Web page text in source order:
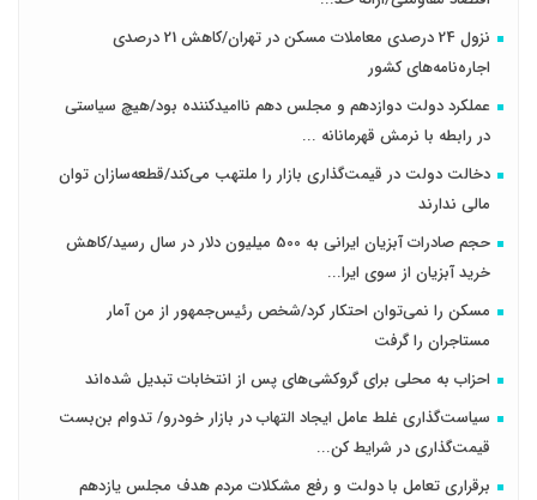
نزول 24 درصدی معاملات مسکن در تهران/کاهش 21 درصدی
اجاره‌نامه‌های کشور
عملکرد دولت دوازدهم و مجلس دهم ناامیدکننده بود/هیچ سیاستی
در رابطه با نرمش قهرمانانه ...
دخالت دولت در قیمت‌گذاری بازار را ملتهب می‌کند/قطعه‌سازان توان
مالی ندارند
حجم صادرات آبزیان ایرانی به 500 میلیون دلار در سال رسید/کاهش
خرید آبزیان از سوی ایرا...
مسکن را نمی‌توان احتکار کرد/شخص رئیس‌جمهور از من آمار
مستاجران را گرفت
احزاب به محلی برای گروکشی‌های پس از انتخابات تبدیل شده‌اند
سیاست‌گذاری غلط عامل ایجاد التهاب در بازار خودرو/ تدوام بن‌بست
قیمت‌گذاری در شرایط کن...
برقراری تعامل با دولت و رفع مشکلات مردم هدف مجلس‌ یازدهم